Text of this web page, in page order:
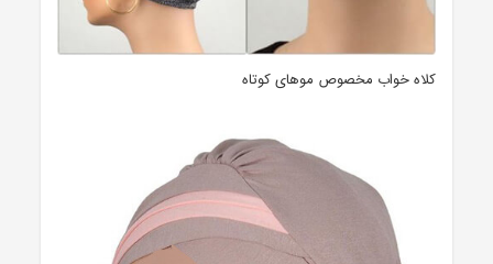
کلاه خواب مخصوص موهای کوتاه